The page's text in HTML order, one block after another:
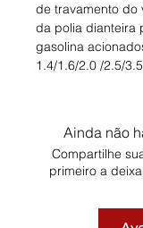
de travamento do
da polia dianteira
gasolina
1.4/1.6/2.0 /2.5/
Ainda não
Compartilhe
primeiro a